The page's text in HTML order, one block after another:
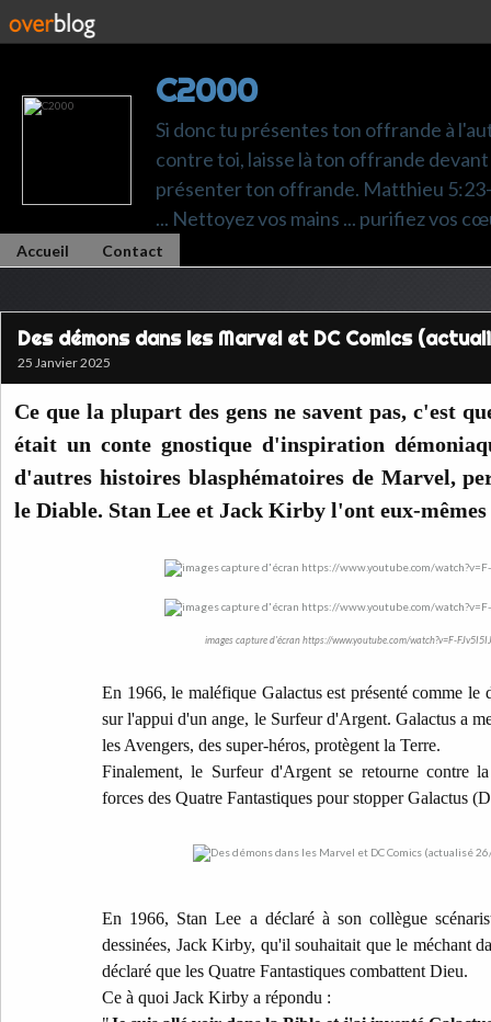
C2000
Si donc tu présentes ton offrande à
contre toi, laisse là ton offrande
présenter ton offrande. Matthieu 5:23-
... Nettoyez vos mains ... purifiez vos
Accueil Contact
Des démons dans les Marvel et DC Comics
25 Janvier 2025
Ce que la plupart des gens ne savent pas, c'est
était un conte gnostique d'inspiration
d'autres histoires blasphématoires de Marvel,
le Diable. Stan Lee et Jack Kirby l'ont eux-
images capture d'écran https://www.youtube.com/watch?v=F-
En 1966, le maléfique Galactus est présenté comme
sur l'appui d'un ange, le Surfeur d'Argent. Galactus a
les Avengers, des super-héros, protègent la Terre.
Finalement, le Surfeur d'Argent se retourne contre
forces des Quatre Fantastiques pour stopper Galactus
En 1966, Stan Lee a déclaré à son collègue
dessinées, Jack Kirby, qu'il souhaitait que le méchant
déclaré que les Quatre Fantastiques combattent Dieu.
Ce à quoi Jack Kirby a répondu :